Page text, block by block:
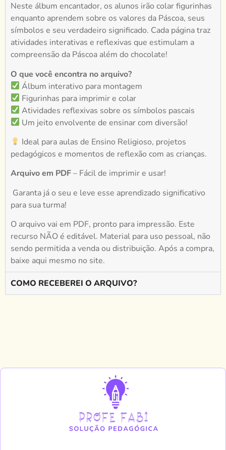
Neste álbum encantador, os alunos irão colar figurinhas
enquanto aprendem sobre os valores da Páscoa, seus
símbolos e seu verdadeiro significado. Cada página traz
atividades interativas e reflexivas que estimulam a
compreensão da Páscoa além do chocolate!
O que você encontra no arquivo?
Álbum interativo para montagem
Figurinhas para imprimir e colar
Atividades reflexivas sobre os símbolos pascais
Um jeito envolvente de ensinar com diversão!
Ideal para aulas de Ensino Religioso, projetos
pedagógicos e momentos de reflexão com as crianças.
Arquivo em PDF– Fácil de imprimir e usar!
Garanta já o seu e leve esse aprendizado significativo
para sua turma!
O arquivo vai em PDF, pronto para impressão. Este
recurso NÃO é editável. Material para uso pessoal, não
sendo permitida a venda ou distribuição. Após a compra,
baixe aqui mesmo no site.
COMO RECEBEREI O ARQUIVO?